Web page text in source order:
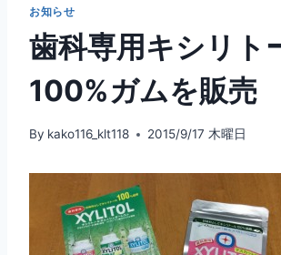
お知らせ
歯科専用キシリト
100%ガムを販売
By kako116_klt118 2015/9/17 木曜日